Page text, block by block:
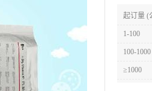
起订量 (
1-100
100-1000
≥1000